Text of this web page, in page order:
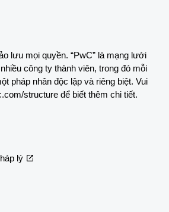
lưu mọi quyền. “PwC” là mạng lưới
công ty thành viên, trong đó mỗi
pháp nhân độc lập và riêng biệt. Vui
structure để biết thêm chi tiết.
lý